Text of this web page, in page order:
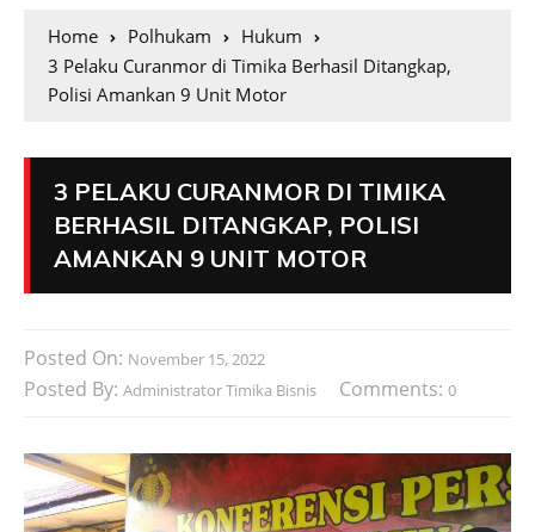
Home Polhukam
Hukum
3 Pelaku Curanmor di Timika Berhasil Ditangkap,
Polisi Amankan 9 Unit Motor
3 PELAKU CURANMOR DI TIMIKA
BERHASIL DITANGKAP, POLISI
AMANKAN 9 UNIT MOTOR
Posted On: November 15, 2022
Posted By: Administrator Timika Bisnis Comments: 0